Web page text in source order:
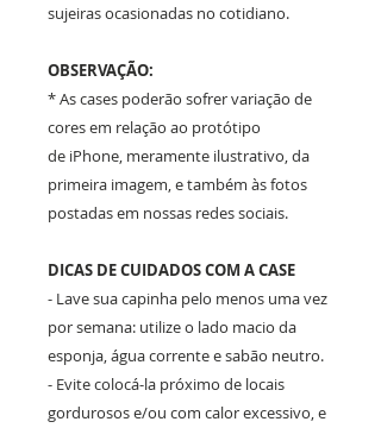
sujeiras ocasionadas no cotidiano.
OBSERVAÇÃO:
* As cases poderão sofrer variação de
cores em relação ao protótipo
de iPhone, meramente ilustrativo, da
primeira imagem, e também às fotos
postadas em nossas redes sociais.
DICAS DE CUIDADOS COM A CASE
- Lave sua capinha pelo menos uma vez
por semana: utilize o lado macio da
esponja, água corrente e sabão neutro.
- Evite colocá-la próximo de locais
gordurosos e/ou com calor excessivo, e